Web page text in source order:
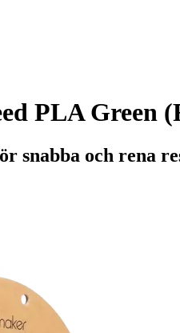
PLA Green
snabba och rena